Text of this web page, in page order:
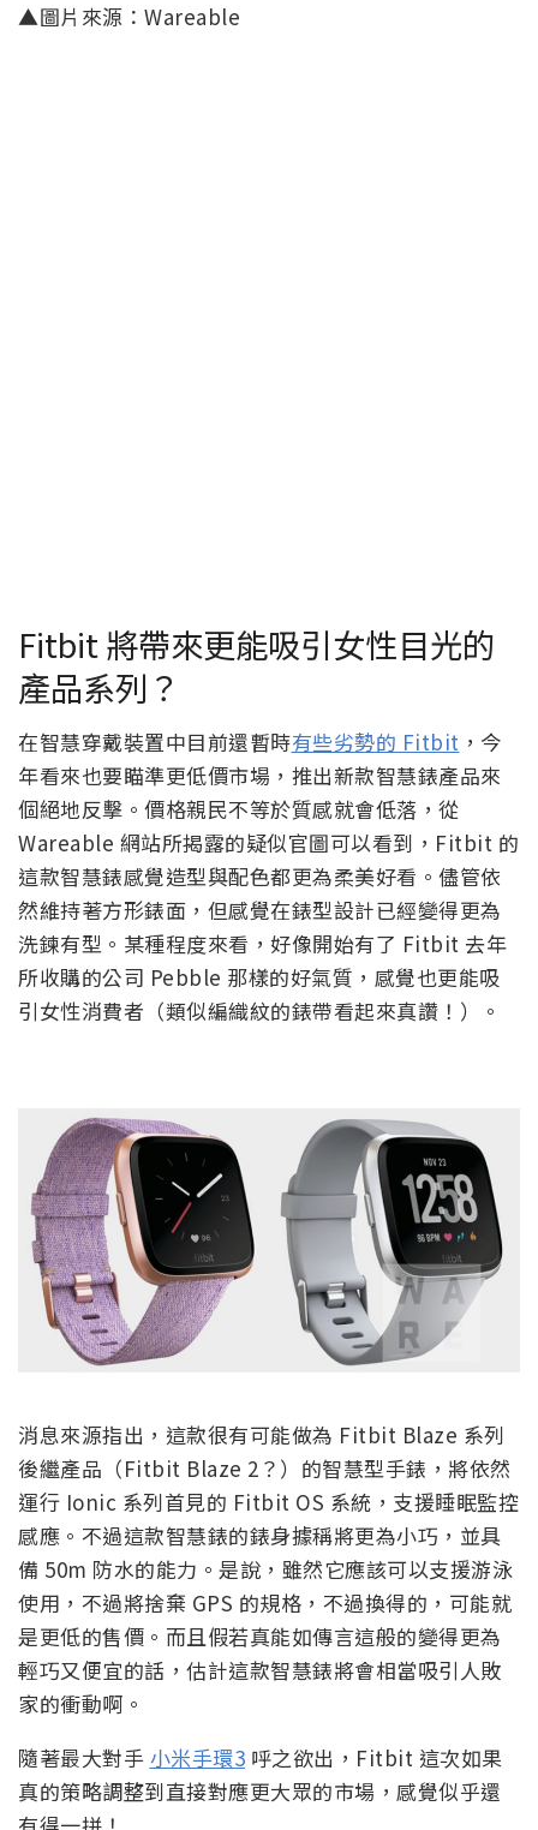
▲圖片來源：Wareable
Fitbit 將帶來更能吸引女性目光的
產品系列？
在智慧穿戴裝置中目前還暫時有些劣勢的 Fitbit ，今
年看來也要瞄準更低價市場，推出新款智慧錶產品來
個絕地反擊。價格親民不等於質感就會低落，從
Wareable 網站所揭露的疑似官圖可以看到，Fitbit 的
這款智慧錶感覺造型與配色都更為柔美好看。儘管依
然維持著方形錶面，但感覺在錶型設計已經變得更為
洗鍊有型。某種程度來看，好像開始有了 Fitbit 去年
所收購的公司 Pebble 那樣的好氣質，感覺也更能吸
引女性消費者（類似編織紋的錶帶看起來真讚！）。
消息來源指出，這款很有可能做為 Fitbit Blaze 系列
後繼產品（Fitbit Blaze 2？）的智慧型手錶，將依然
運行 Ionic 系列首見的 Fitbit OS 系統，支援睡眠監控
感應。不過這款智慧錶的錶身據稱將更為小巧，並具
備 50m 防水的能力。是說，雖然它應該可以支援游泳
使用，不過將捨棄 GPS 的規格，不過換得的，可能就
是更低的售價。而且假若真能如傳言這般的變得更為
輕巧又便宜的話，估計這款智慧錶將會相當吸引人敗
家的衝動啊。
隨著最大對手 小米手環3 呼之欲出，Fitbit 這次如果
真的策略調整到直接對應更大眾的市場，感覺似乎還